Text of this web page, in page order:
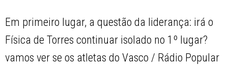
Em primeiro lugar, a questão da liderança: irá o
Física de Torres continuar isolado no 1º lugar? 
vamos ver se os atletas do Vasco / Rádio Popular